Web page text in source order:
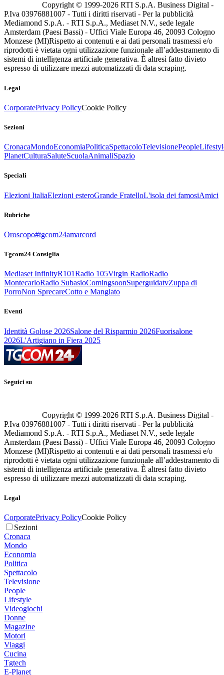
Copyright © 1999-2026 RTI S.p.A. Business Digital -
P.Iva 03976881007 - Tutti i diritti riservati - Per la pubblicità
Mediamond S.p.A. - RTI S.p.A., Mediaset N.V., sede legale
Amsterdam (Paesi Bassi) - Uffici Viale Europa 46, 20093 Cologno
Monzese (MI)Rispetto ai contenuti e ai dati personali trasmessi e/o
riprodotti è vietata ogni utilizzazione funzionale all’addestramento di
sistemi di intelligenza artificiale generativa. È altresì fatto divieto
espresso di utilizzare mezzi automatizzati di data scraping.
Legal
CorporatePrivacy PolicyCookie Policy
Sezioni
CronacaMondoEconomiaPoliticaSpettacoloTelevisionePeople
PlanetCulturaSaluteScuolaAnimaliSpazio
Speciali
Elezioni ItaliaElezioni esteroGrande FratelloL'isola dei famosiAmici
Rubriche
Oroscopo#tgcom24amarcord
Tgcom24 Consiglia
Mediaset InfinityR101Radio 105Virgin RadioRadio
MontecarloRadio SubasioComingsoonSuperguidatvZuppa di
PorroNon SprecareCotto e Mangiato
Eventi
Identità Golose 2026Salone del Risparmio 2026Fuorisalone
2026L'Artigiano in Fiera 2025
Seguici su
Copyright © 1999-2026 RTI S.p.A. Business Digital -
P.Iva 03976881007 - Tutti i diritti riservati - Per la pubblicità
Mediamond S.p.A. - RTI S.p.A., Mediaset N.V., sede legale
Amsterdam (Paesi Bassi) - Uffici Viale Europa 46, 20093 Cologno
Monzese (MI)Rispetto ai contenuti e ai dati personali trasmessi e/o
riprodotti è vietata ogni utilizzazione funzionale all’addestramento di
sistemi di intelligenza artificiale generativa. È altresì fatto divieto
espresso di utilizzare mezzi automatizzati di data scraping.
Legal
CorporatePrivacy PolicyCookie Policy
Sezioni
Cronaca
Mondo
Economia
Politica
Spettacolo
Televisione
People
Lifestyle
Videogiochi
Donne
Magazine
Motori
Viaggi
Cucina
Tgtech
E-Planet